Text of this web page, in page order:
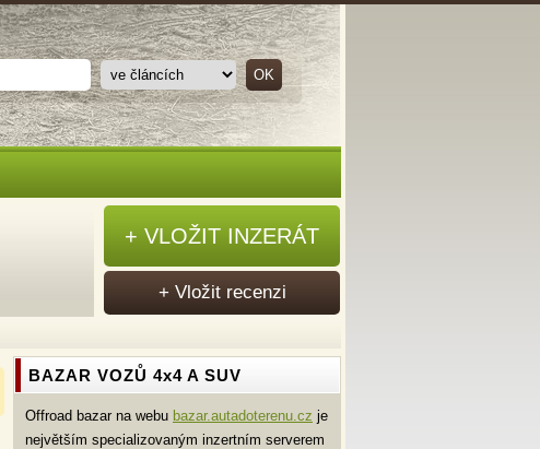
BAZAR VOZŮ 4x4 A SUV
Offroad bazar na webu bazar.autadoterenu.cz je
největším specializovaným inzertním serverem
+ VLOŽIT INZERÁT
+ Vložit recenzi